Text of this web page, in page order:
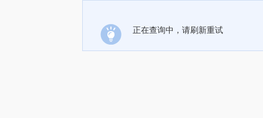
正在查询中，请刷新重试